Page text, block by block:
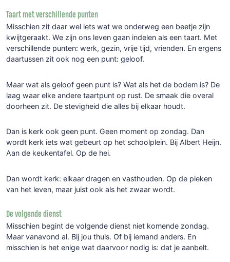
Taart met verschillende punten
Misschien zit daar wel iets wat we onderweg een beetje zijn
kwijtgeraakt. We zijn ons leven gaan indelen als een taart. Met
verschillende punten: werk, gezin, vrije tijd, vrienden. En ergens
daartussen zit ook nog een punt: geloof.
Maar wat als geloof geen punt is? Wat als het de bodem is? De
laag waar elke andere taartpunt op rust. De smaak die overal
doorheen zit. De stevigheid die alles bij elkaar houdt.
Dan is kerk ook geen punt. Geen moment op zondag. Dan
wordt kerk iets wat gebeurt op het schoolplein. Bij Albert Heijn.
Aan de keukentafel. Op de hei.
Dan wordt kerk: elkaar dragen en vasthouden. Op de pieken
van het leven, maar juist ook als het zwaar wordt.
De volgende dienst
Misschien begint de volgende dienst niet komende zondag.
Maar vanavond al. Bij jou thuis. Of bij iemand anders. En
misschien is het enige wat daarvoor nodig is: dat je aanbelt.